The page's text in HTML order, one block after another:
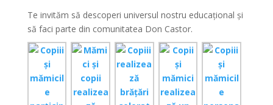
Te invităm să descoperi universul nostru educațional și
să faci parte din comunitatea Don Castor.